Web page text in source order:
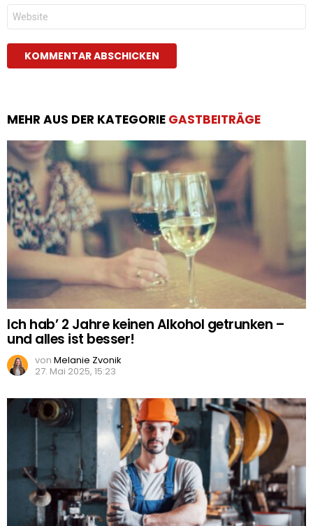
Website
MEHR AUS DER KATEGORIE GASTBEITRÄGE
Ich hab’ 2 Jahre keinen Alkohol getrunken –
und alles ist besser!
von Melanie Zvonik
27. Mai 2025, 15:23